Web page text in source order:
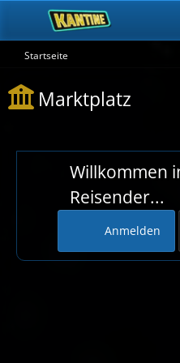
Startseite
Marktplatz
Willkommen
Reisender...
Anmelden